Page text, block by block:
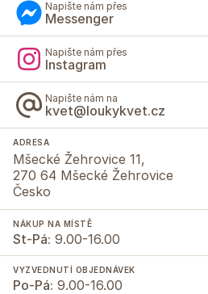
Napište nám přes
Messenger
Napište nám přes
Instagram
Napište nám na
kvet@loukykvet.cz
ADRESA
Mšecké Žehrovice 11,
270 64 Mšecké Žehrovice
Česko
NÁKUP NA MÍSTĚ
St-Pá: 9.00-16.00
VYZVEDNUTÍ OBJEDNÁVEK
Po-Pá: 9.00-16.00